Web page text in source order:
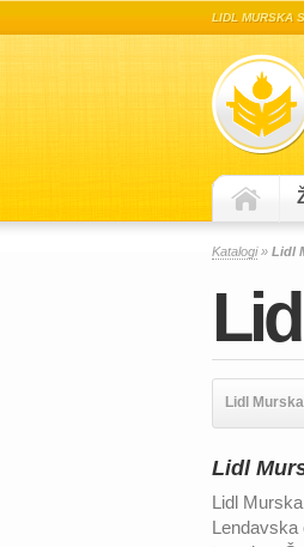
LIDL MURSKA
Katalogi» Lidl
Lidl
Lidl
Lidl
Lendavska